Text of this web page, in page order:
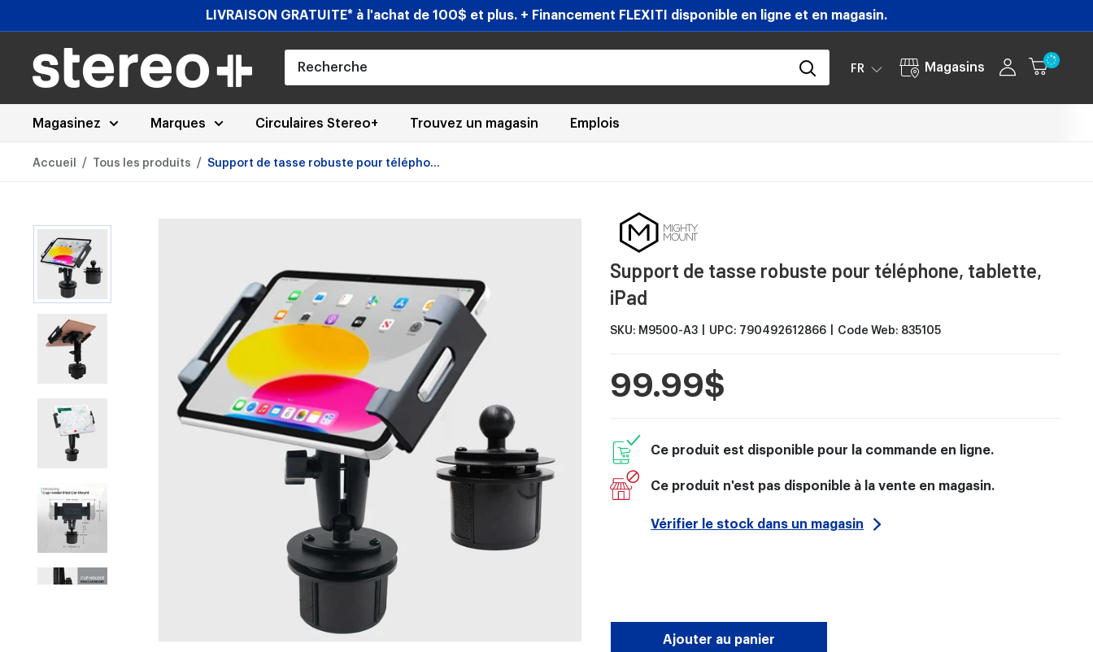
au
contenu
LIVRAISON GRATUITE* à l'achat de 100$ et plus. + Financement FLEXITI disponible en ligne et en magasin.
Stereoplus.com
FR Magasins
Magasinez Marques Circulaires Stereo+ Trouvez un magasin Emplois
Accueil / Tous les produits / Support de tasse robuste pour télépho...
Support de tasse robuste pour téléphone, tablette,
iPad
SKU: M9500-A3 UPC: 790492612866 Code Web: 835105
Prix
99.99$
Ce produit est disponible pour la commande en ligne.
Ce produit n'est pas disponible à la vente en magasin.
Vérifier le stock dans un magasin
Ajouter au panier